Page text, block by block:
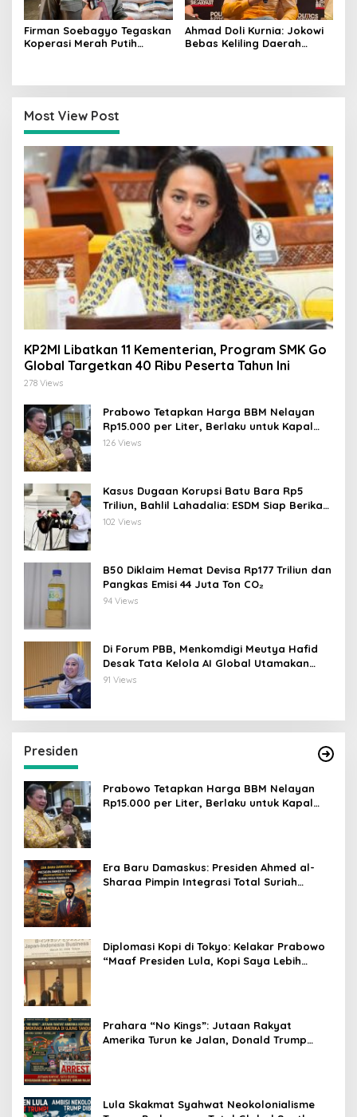
Firman Soebagyo Tegaskan
Koperasi Merah Putih
Ahmad Doli Kurnia: Jokowi
Bebas Keliling Daerah
Most View Post
KP2MI Libatkan 11 Kementerian, Program SMK Go
Global Targetkan 40 Ribu Peserta Tahun Ini
278 Views
Prabowo Tetapkan Harga BBM Nelayan
Rp15.000 per Liter, Berlaku untuk Kapal
30-200 GT
126 Views
Kasus Dugaan Korupsi Batu Bara Rp5
Triliun, Bahlil Lahadalia: ESDM Siap Berikan
Data
102 Views
B50 Diklaim Hemat Devisa Rp177 Triliun dan
Pangkas Emisi 44 Juta Ton CO₂
94 Views
Di Forum PBB, Menkomdigi Meutya Hafid
Desak Tata Kelola AI Global Utamakan
Perlindungan Anak
91 Views
Presiden
Prabowo Tetapkan Harga BBM Nelayan
Rp15.000 per Liter, Berlaku untuk Kapal
Era Baru Damaskus: Presiden Ahmed al-
Sharaa Pimpin Integrasi Total Suriah
Diplomasi Kopi di Tokyo: Kelakar Prabowo
“Maaf Presiden Lula, Kopi Saya Lebih
Prahara “No Kings”: Jutaan Rakyat
Amerika Turun ke Jalan, Donald Trump
Lula Skakmat Syahwat Neokolonialisme